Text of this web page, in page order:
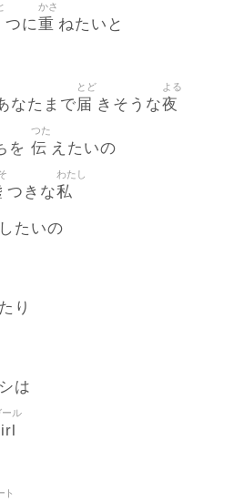
つに重
かさ
ねたいと
なたまで届
とど
きそうな夜
よる
を 伝
つた
えたいの
つきな私
わたし
たいの
り
は
ール
ト